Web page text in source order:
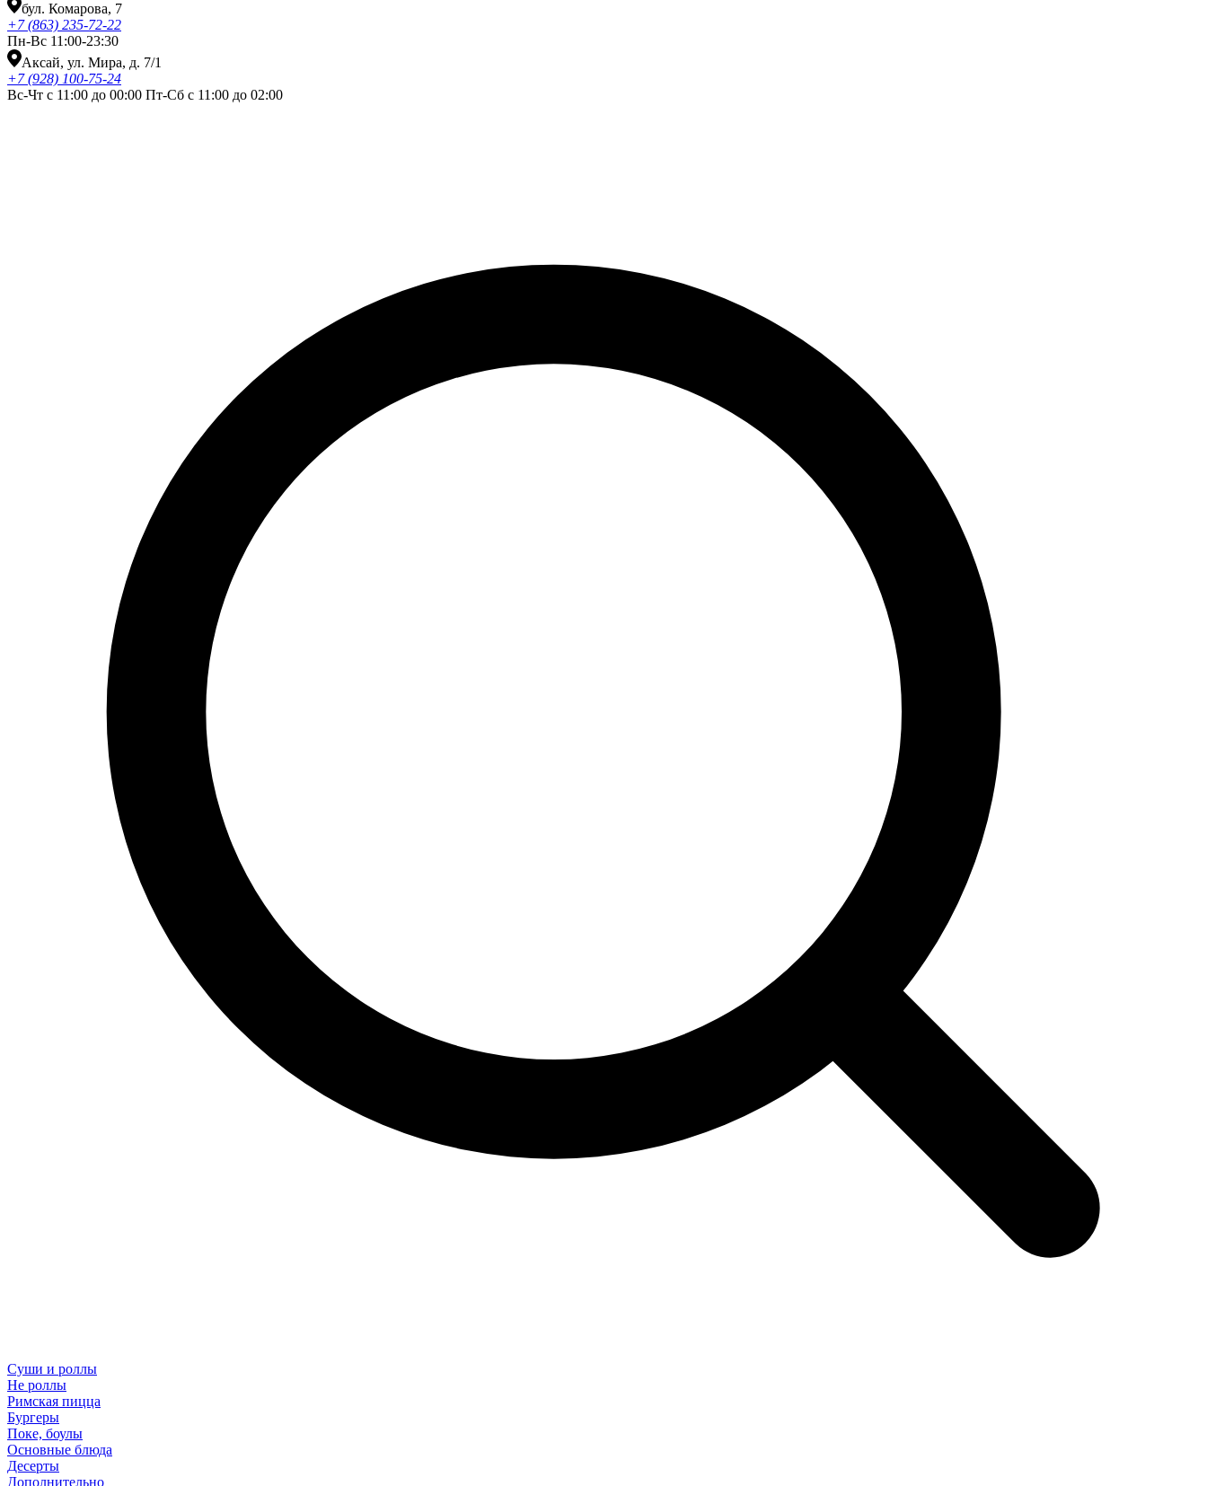
бул. Комарова, 7
+7 (863) 235-72-22
Пн-Вс 11:00-23:30
Аксай, ул. Мира, д. 7/1
+7 (928) 100-75-24
Вс-Чт с 11:00 до 00:00 Пт-Сб с 11:00 до 02:00
Суши и роллы
Не роллы
Римская пицца
Бургеры
Поке, боулы
Основные блюда
Десерты
Дополнительно